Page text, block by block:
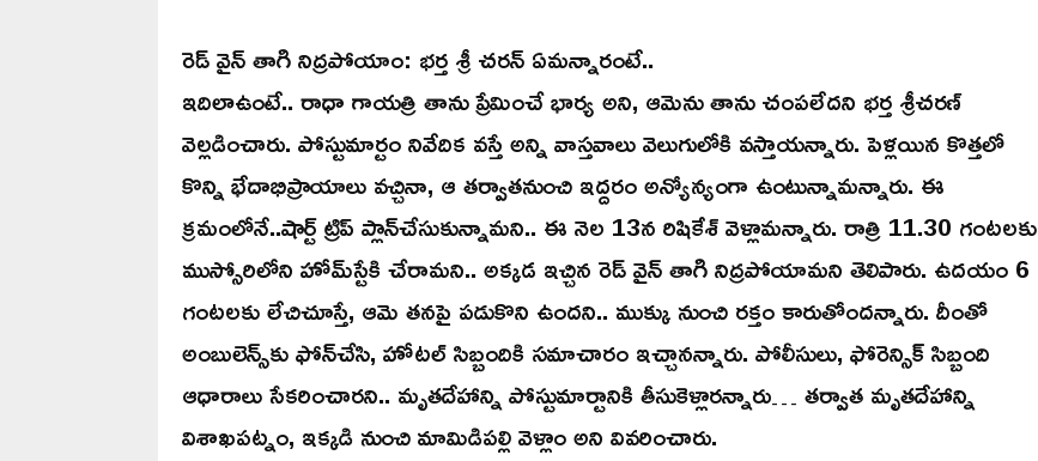
రెడ్‌ వైన్‌ తాగి నిద్రపోయాం: భర్త శ్రీ చరన్ ఏమన్నారంటే..
ఇదిలాఉంటే.. రాధా గాయత్రి తాను ప్రేమించే భార్య అని, ఆమెను తాను చంపలేదని భర్త శ్రీచరణ్‌
వెల్లడించారు. పోస్టుమార్టం నివేదిక వస్తే అన్ని వాస్తవాలు వెలుగులోకి వస్తాయన్నారు. పెళ్లయిన కొత్తలో
కొన్ని భేదాభిప్రాయాలు వచ్చినా, ఆ తర్వాతనుంచి ఇద్దరం అన్యోన్యంగా ఉంటున్నామన్నారు. ఈ
క్రమంలోనే..షార్ట్‌ ట్రిప్‌ ప్లాన్‌చేసుకున్నామని.. ఈ నెల 13న రిషికేశ్‌ వెళ్లామన్నారు. రాత్రి 11.30 గంటలకు
ముస్సోరిలోని హోమ్‌స్టేకి చేరామని.. అక్కడ ఇచ్చిన రెడ్‌ వైన్‌ తాగి నిద్రపోయామని తెలిపారు. ఉదయం 6
గంటలకు లేచిచూస్తే, ఆమె తనపై పడుకొని ఉందని.. ముక్కు నుంచి రక్తం కారుతోందన్నారు. దీంతో
అంబులెన్స్‌కు ఫోన్‌చేసి, హోటల్‌ సిబ్బందికి సమాచారం ఇచ్చానన్నారు. పోలీసులు, ఫోరెన్సిక్‌ సిబ్బంది
ఆధారాలు సేకరించారని.. మృతదేహాన్ని పోస్టుమార్టానికి తీసుకెళ్లారన్నారు… తర్వాత మృతదేహాన్ని
విశాఖపట్నం, ఇక్కడి నుంచి మామిడిపల్లి వెళ్లాం అని వివరించారు.